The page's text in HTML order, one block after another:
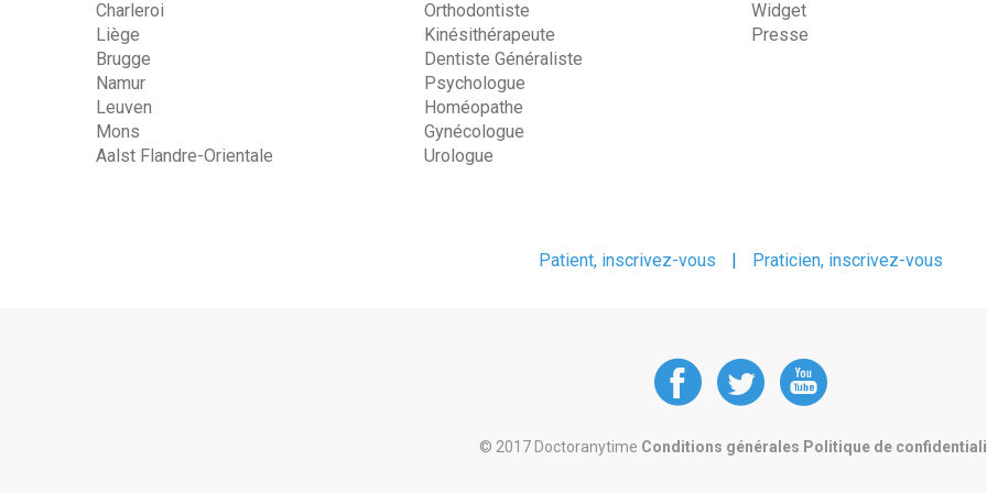
Charleroi
Liège
Brugge
Namur
Leuven
Mons
Aalst Flandre-Orientale
Orthodontiste
Kinésithérapeute
Dentiste Généraliste
Psychologue
Homéopathe
Gynécologue
Urologue
Widget
Presse
Patient, inscrivez-vous Praticien, inscrivez-vous
DoctorAnyTime
at at at
© 2017 Doctoranytime Conditions générales Politique de